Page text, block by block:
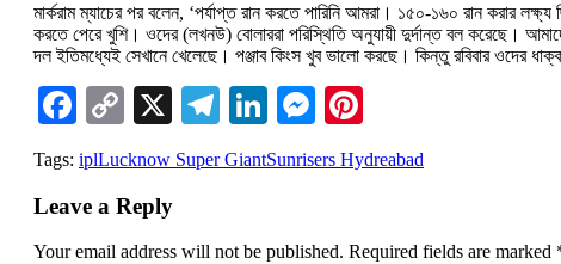
মার্করাম ম্যাচের পর বলেন, ‘পর্যাপ্ত রান করতে পারিনি আমরা। ১৫০-১৬০ রান করার
করতে পেরে খুশি। ওদের (লখনউ) বোলাররা পরিস্থিতি অনুযায়ী দুর্দান্ত বল করেছে।
দল ইতিমধ্যেই সেখানে খেলেছে। পঞ্জাব কিংস খুব ভালো করছে। কিন্তু রবিবার ওদের
Facebook
Copy
Link
X Telegram
LinkedIn
Messenger
Tags: iplLucknow Super GiantSunrisers Hydreabad
Leave a Reply
Your email address will not be published. Required fields are marked